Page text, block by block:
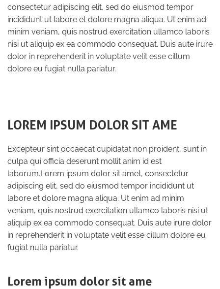
consectetur adipiscing elit, sed do eiusmod tempor
incididunt ut labore et dolore magna aliqua. Ut enim ad
minim veniam, quis nostrud exercitation ullamco laboris
nisi ut aliquip ex ea commodo consequat. Duis aute irure
dolor in reprehenderit in voluptate velit esse cillum
dolore eu fugiat nulla pariatur.
LOREM IPSUM DOLOR SIT AME
Excepteur sint occaecat cupidatat non proident, sunt in
culpa qui officia deserunt mollit anim id est
laborum.Lorem ipsum dolor sit amet, consectetur
adipiscing elit, sed do eiusmod tempor incididunt ut
labore et dolore magna aliqua. Ut enim ad minim
veniam, quis nostrud exercitation ullamco laboris nisi ut
aliquip ex ea commodo consequat. Duis aute irure dolor
in reprehenderit in voluptate velit esse cillum dolore eu
fugiat nulla pariatur.
Lorem ipsum dolor sit ame